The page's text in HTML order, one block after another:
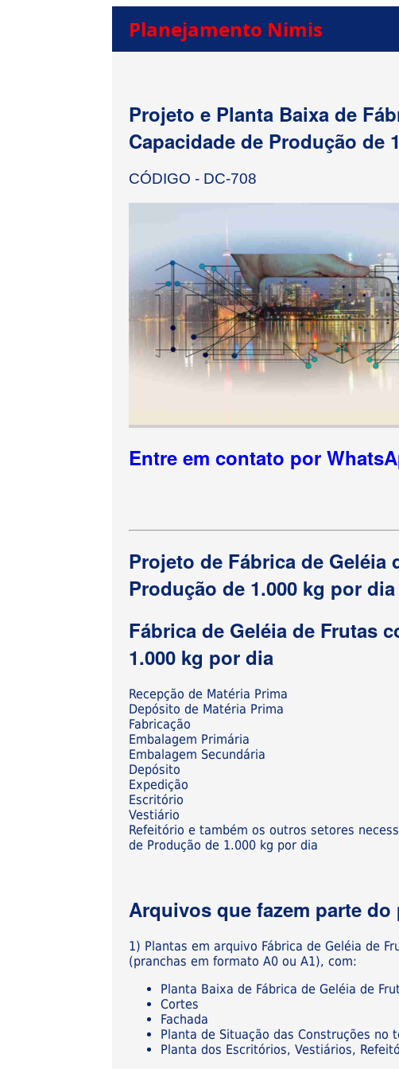
Planejamento Nimis
Projeto e Planta Baixa de
Capacidade de Produção de
CÓDIGO - DC-708
Entre em contato por
Projeto de Fábrica de Geléia
Produção de 1.000 kg por
Fábrica de Geléia de Frutas
1.000 kg por dia
Recepção de Matéria Prima
Depósito de Matéria Prima
Fabricação
Embalagem Primária
Embalagem Secundária
Depósito
Expedição
Escritório
Vestiário
Refeitório e também os outros setores
de Produção de 1.000 kg por dia
Arquivos que fazem parte do
1) Plantas em arquivo Fábrica de Geléia de
(pranchas em formato A0 ou A1), com:
Planta Baixa de Fábrica de Geléia de
Cortes
Fachada
Planta de Situação das Construções no
Planta dos Escritórios, Vestiários,